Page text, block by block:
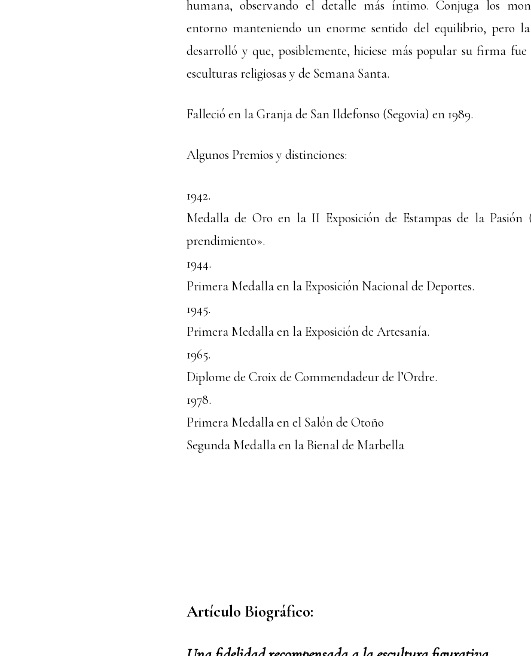
humana, observando el detalle más íntimo. Conjuga los
entorno manteniendo un enorme sentido del equilibrio, pero
desarrolló y que, posiblemente, hiciese más popular su firma
esculturas religiosas y de Semana Santa.
Falleció en la Granja de San Ildefonso (Segovia) en 1989.
Algunos Premios y distinciones:
1942.
Medalla de Oro en la II Exposición de Estampas de la Pasión
prendimiento».
1944.
Primera Medalla en la Exposición Nacional de Deportes.
1945.
Primera Medalla en la Exposición de Artesanía.
1965.
Diplome de Croix de Commendadeur de l’Ordre.
1978.
Primera Medalla en el Salón de Otoño
Segunda Medalla en la Bienal de Marbella
Artículo Biográfico: